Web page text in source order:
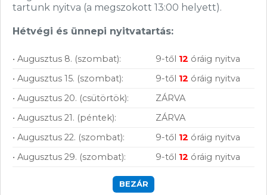
112 900Ft
megoldásokat, legyen szó munkáról,
tanulásról vagy szórakozásról!Csatlakozz
hírleveles közösségünkhöz, és hozd ki a
tartunk nyitva (a megszokott 13:00 helyett).
Hétvégi és ünnepi nyitvatartás:
• Augusztus 8. (szombat): 9-től 12 óráig nyitva
• Augusztus 15. (szombat):
9-től 12 óráig nyitva
• Augusztus 20. (csütörtök):
ZÁRVA
• Augusztus 21. (péntek):
ZÁRVA
• Augusztus 22. (szombat):
9-től 12 óráig nyitva
• Augusztus 29. (szombat):
9-től 12 óráig nyitva
BEZÁR